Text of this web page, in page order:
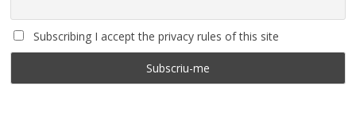
Subscribing I accept the privacy rules of this site